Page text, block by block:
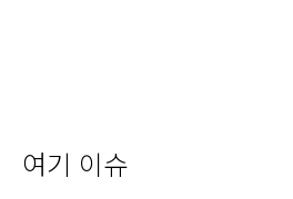
여기 이슈